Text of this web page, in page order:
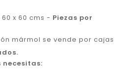
60 x 60 cms - Piezas por
mármol se vende por cajas